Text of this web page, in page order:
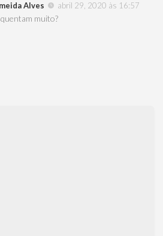
Alves abril 29, 2020 às 16:57
muito?